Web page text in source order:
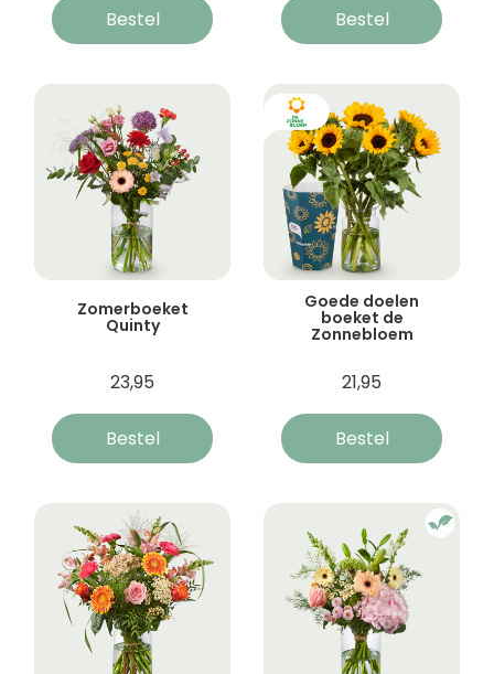
Bestel Bestel
Zomerboeket
Quinty
23,95
Bestel
Goede doelen
boeket de
Zonnebloem
21,95
Bestel